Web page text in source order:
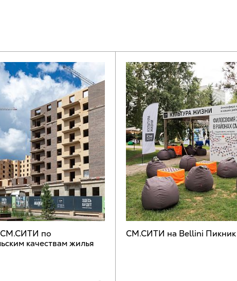
СМ.СИТИ по
качествам жилья
СМ.СИТИ на Bellini Пикник